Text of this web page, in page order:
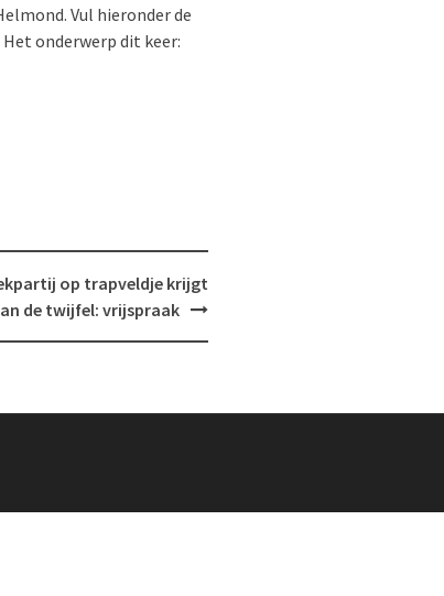
Vul hieronder de
Het onderwerp dit keer:
op trapveldje krijgt
de twijfel: vrijspraak